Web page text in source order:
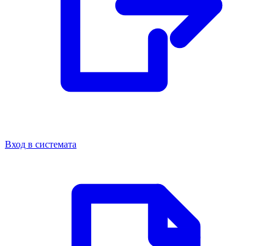
Вход в системата